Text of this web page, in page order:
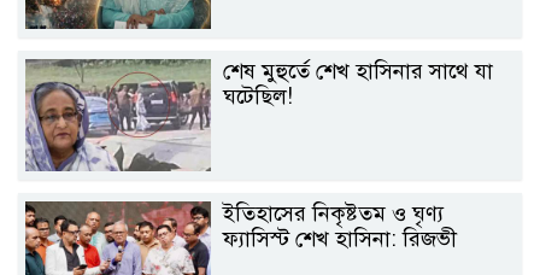
শেষ মুহুর্তে শেখ হাসিনার সাথে যা
ঘটেছিল!
ইতিহাসের নিকৃষ্টতম ও ঘৃণ্য
ফ্যাসিস্ট শেখ হাসিনা: রিজভী